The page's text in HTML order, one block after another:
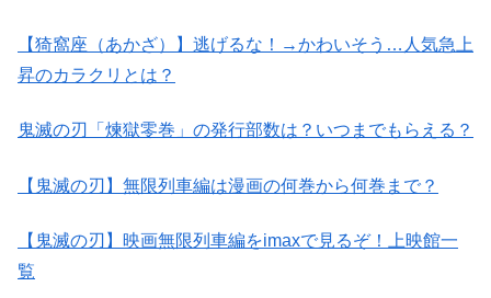
【猗窩座（あかざ）】逃げるな！→かわいそう…人気急上
昇のカラクリとは？
鬼滅の刃「煉獄零巻」の発行部数は？いつまでもらえる？
【鬼滅の刃】無限列車編は漫画の何巻から何巻まで？
【鬼滅の刃】映画無限列車編をimaxで見るぞ！上映館一
覧